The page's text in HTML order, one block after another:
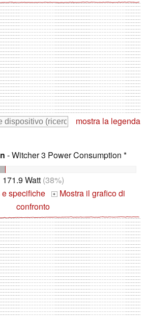
mostra la legenda
- Witcher 3 Power Consumption *
171.9 Watt(38%)
specifiche + Mostra il grafico di
confronto